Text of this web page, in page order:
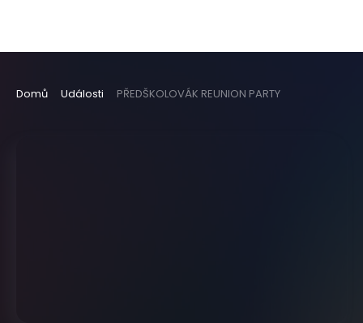
Domů Události PŘEDŠKOLOVÁK REUNION PARTY